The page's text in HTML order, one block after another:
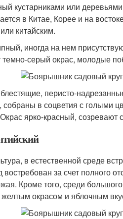
кустарниками или
в Китае, Корее и на
китайским.
иногда на нем
темно-серый окрас, молодые
перисто-
собраны в соцветия с
ярко-красный, созревают
в естественной среде
за счет полного
Кроме того, среди
окрасом и яблочным